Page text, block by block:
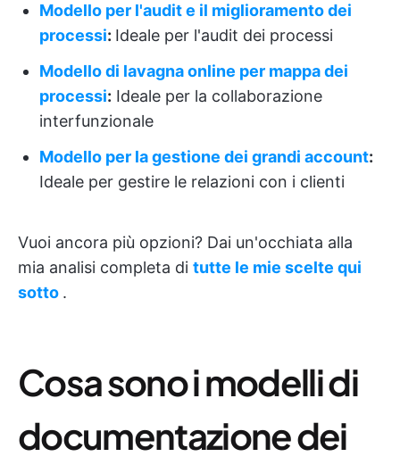
Modello per l'audit e il miglioramento dei
processi: Ideale per l'audit dei processi
Modello di lavagna online per mappa dei
processi: Ideale per la collaborazione
interfunzionale
Modello per la gestione dei grandi account:
Ideale per gestire le relazioni con i clienti
Vuoi ancora più opzioni? Dai un'occhiata alla
mia analisi completa di tutte le mie scelte qui
sotto .
Cosa sono i modelli di
documentazione dei